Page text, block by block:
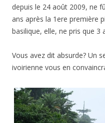
depuis le 24 août 2009, ne
ans après la 1ere première
basilique, elle, ne pris que 3
Vous avez dit absurde? Un
ivoirienne vous en